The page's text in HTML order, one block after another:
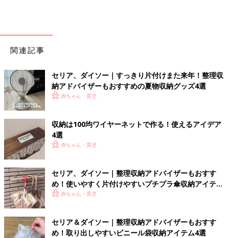
関連記事
セリア、ダイソー｜すっきり片付けまた来年！整理収
納アドバイザーもおすすめの夏物収納グッズ4選
赤ちゃん・育児
収納は100均ワイヤーネットで作る！使えるアイデア
4選
赤ちゃん・育児
セリア、ダイソー｜整理収納アドバイザーもおすす
め！使いやすく片付けやすいプチプラ傘収納アイテム
4選赤ちゃん・育児
セリア＆ダイソー｜整理収納アドバイザーもおすす
め！取り出しやすいビニール袋収納アイテム4選